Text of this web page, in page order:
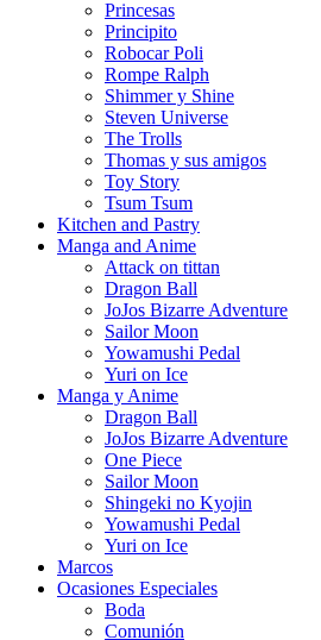
Princesas
Principito
Robocar Poli
Rompe Ralph
Shimmer y Shine
Steven Universe
The Trolls
Thomas y sus amigos
Toy Story
Tsum Tsum
Kitchen and Pastry
Manga and Anime
Attack on tittan
Dragon Ball
JoJos Bizarre Adventure
Sailor Moon
Yowamushi Pedal
Yuri on Ice
Manga y Anime
Dragon Ball
JoJos Bizarre Adventure
One Piece
Sailor Moon
Shingeki no Kyojin
Yowamushi Pedal
Yuri on Ice
Marcos
Ocasiones Especiales
Boda
Comunión